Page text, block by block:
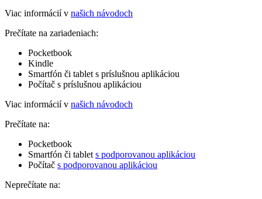
Viac informácií v našich návodoch
Prečítate na zariadeniach:
Pocketbook
Kindle
Smartfón či tablet s príslušnou aplikáciou
Počítač s príslušnou aplikáciou
Viac informácií v našich návodoch
Prečítate na:
Pocketbook
Smartfón či tablet s podporovanou aplikáciou
Počítač s podporovanou aplikáciou
Neprečítate na: